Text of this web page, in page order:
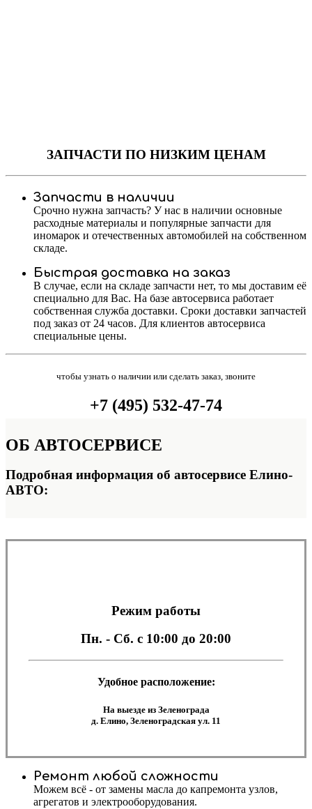
ЗАПЧАСТИПО НИЗКИМ ЦЕНАМ
Запчасти в наличии
Срочно нужна запчасть? У нас в наличии основные
расходные материалы и популярные запчасти для
иномарок и отечественных автомобилей на собственном
складе.
Быстрая доставка на заказ
В случае, если на складе запчасти нет, то мы доставим её
специально для Вас. На базе автосервиса работает
собственная служба доставки. Сроки доставки запчастей
под заказ от 24 часов. Для клиентов автосервиса
специальные цены.
чтобы узнать о наличии или сделать заказ, звоните
+7 (495) 532-47-74
ОБ АВТОСЕРВИСЕ
Подробная информация об автосервисе Елино-
АВТО:
Режим работы
Пн. - Сб. с 10:00 до 20:00
Удобное расположение:
На выезде из Зеленограда
д. Елино, Зеленоградская ул. 11
Ремонт любой сложности
Можем всё - от замены масла до капремонта узлов,
агрегатов и электрооборудования.